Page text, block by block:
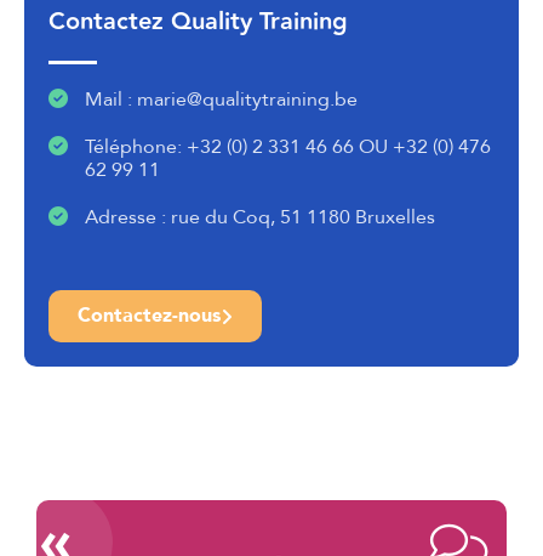
Contactez Quality Training
Mail : marie@qualitytraining.be
Téléphone: +32 (0) 2 331 46 66 OU +32 (0) 476
62 99 11
Adresse : rue du Coq, 51 1180 Bruxelles
Contactez-nous